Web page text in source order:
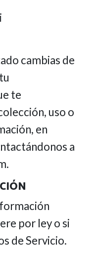
cambias de
te
uso o
en
a
por ley o si
de Servicio.